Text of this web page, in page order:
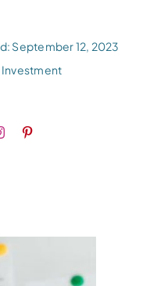
September 12, 2023
Investment